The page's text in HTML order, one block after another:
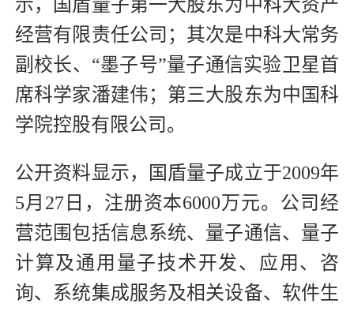
示，国盾量子第一大股东为中科大资产
经营有限责任公司；其次是中科大常务
副校长、“墨子号”量子通信实验卫星首
席科学家潘建伟；第三大股东为中国科
学院控股有限公司。
公开资料显示，国盾量子成立于2009年
5月27日，注册资本6000万元。公司经
营范围包括信息系统、量子通信、量子
计算及通用量子技术开发、应用、咨
询、系统集成服务及相关设备、软件生